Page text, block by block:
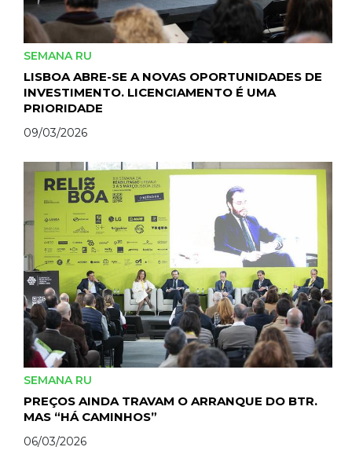
SEMANA RU
LISBOA ABRE-SE A NOVAS OPORTUNIDADES DE
INVESTIMENTO. LICENCIAMENTO É UMA
PRIORIDADE
09/03/2026
SEMANA RU
PREÇOS AINDA TRAVAM O ARRANQUE DO BTR.
MAS “HÁ CAMINHOS”
06/03/2026